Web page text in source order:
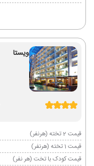
ویستا
قیمت 2 تخته (هرنفر)
قیمت 1 تخته (هرنفر)
قیمت کودک با تخت (هر نفر)